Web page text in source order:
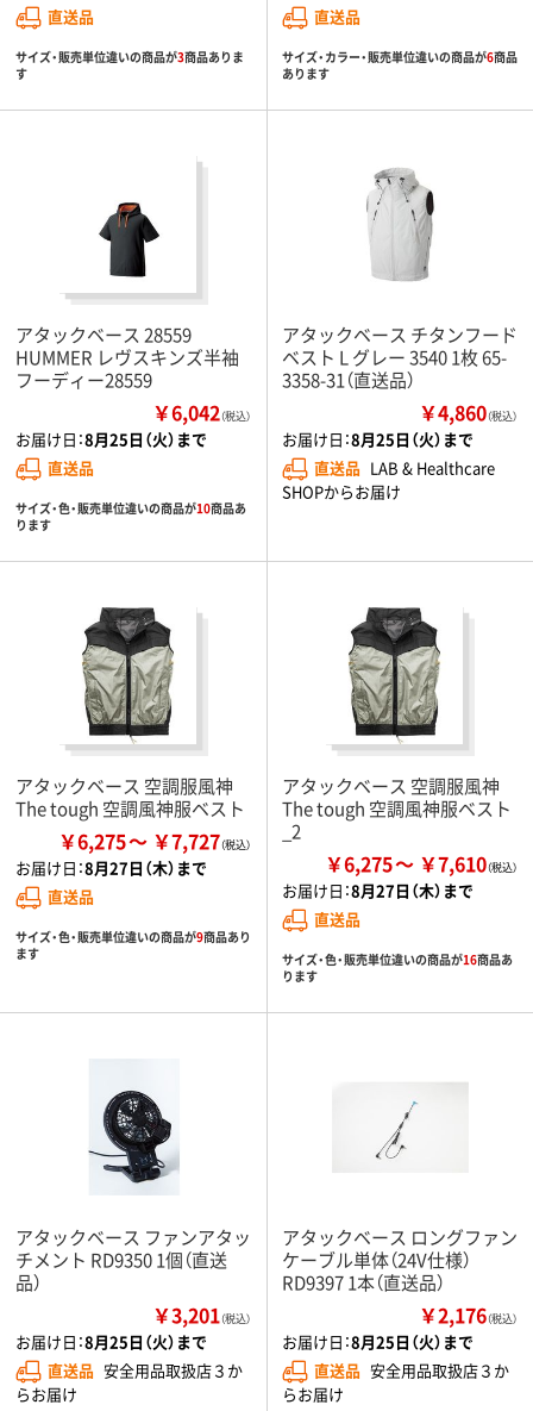
直送品
サイズ・販売単位違いの商品が3商品ありま
す
直送品
サイズ・カラー・販売単位違いの商品が6商品
あります
アタックベース 28559
HUMMER レヴスキンズ半袖
フーディー28559
￥6,042（税込）
お届け日：8月25日（火）まで
直送品
サイズ・色・販売単位違いの商品が10商品あ
ります
アタックベース チタンフード
ベスト L グレー 3540 1枚 65-
3358-31（直送品）
￥4,860（税込）
お届け日：8月25日（火）まで
直送品 LAB & Healthcare
SHOPからお届け
アタックベース 空調服風神
The tough 空調風神服ベスト
￥6,275 ￥7,727
お届け日：8月27日（木）まで
直送品
サイズ・色・販売単位違いの商品が9商品あり
ます
アタックベース 空調服風神
The tough 空調風神服ベスト
_2
￥6,275 ￥7,610
お届け日：8月27日（木）まで
直送品
サイズ・色・販売単位違いの商品が16商品あ
ります
アタックベース ファンアタッ
チメント RD9350 1個（直送
品）
￥3,201（税込）
お届け日：8月25日（火）まで
直送品 安全用品取扱店３か
らお届け
アタックベース ロングファン
ケーブル単体（24V仕様）
RD9397 1本（直送品）
￥2,176（税込）
お届け日：8月25日（火）まで
直送品 安全用品取扱店３か
らお届け